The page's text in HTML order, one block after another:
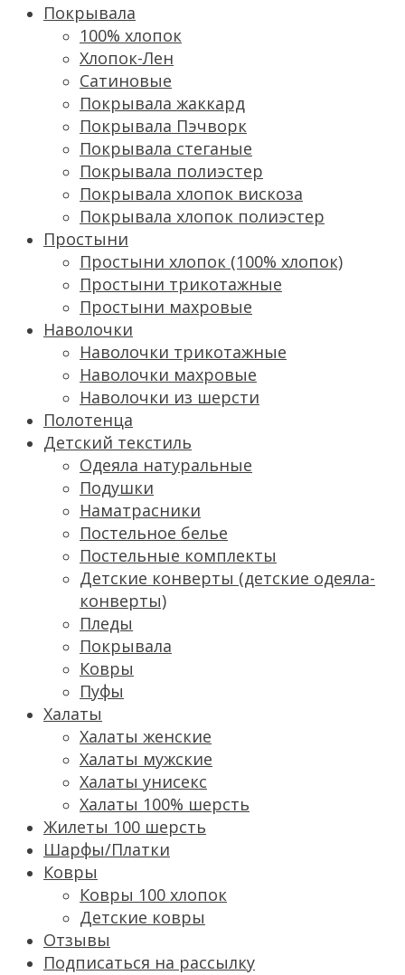
Покрывала
100% хлопок
Хлопок-Лен
Сатиновые
Покрывала жаккард
Покрывала Пэчворк
Покрывала стеганые
Покрывала полиэстер
Покрывала хлопок вискоза
Покрывала хлопок полиэстер
Простыни
Простыни хлопок (100% хлопок)
Простыни трикотажные
Простыни махровые
Наволочки
Наволочки трикотажные
Наволочки махровые
Наволочки из шерсти
Полотенца
Детский текстиль
Одеяла натуральные
Подушки
Наматрасники
Постельное белье
Постельные комплекты
Детские конверты (детские одеяла-
конверты)
Пледы
Покрывала
Ковры
Пуфы
Халаты
Халаты женские
Халаты мужские
Халаты унисекс
Халаты 100% шерсть
Жилеты 100 шерсть
Шарфы/Платки
Ковры
Ковры 100 хлопок
Детские ковры
Отзывы
Подписаться на рассылку